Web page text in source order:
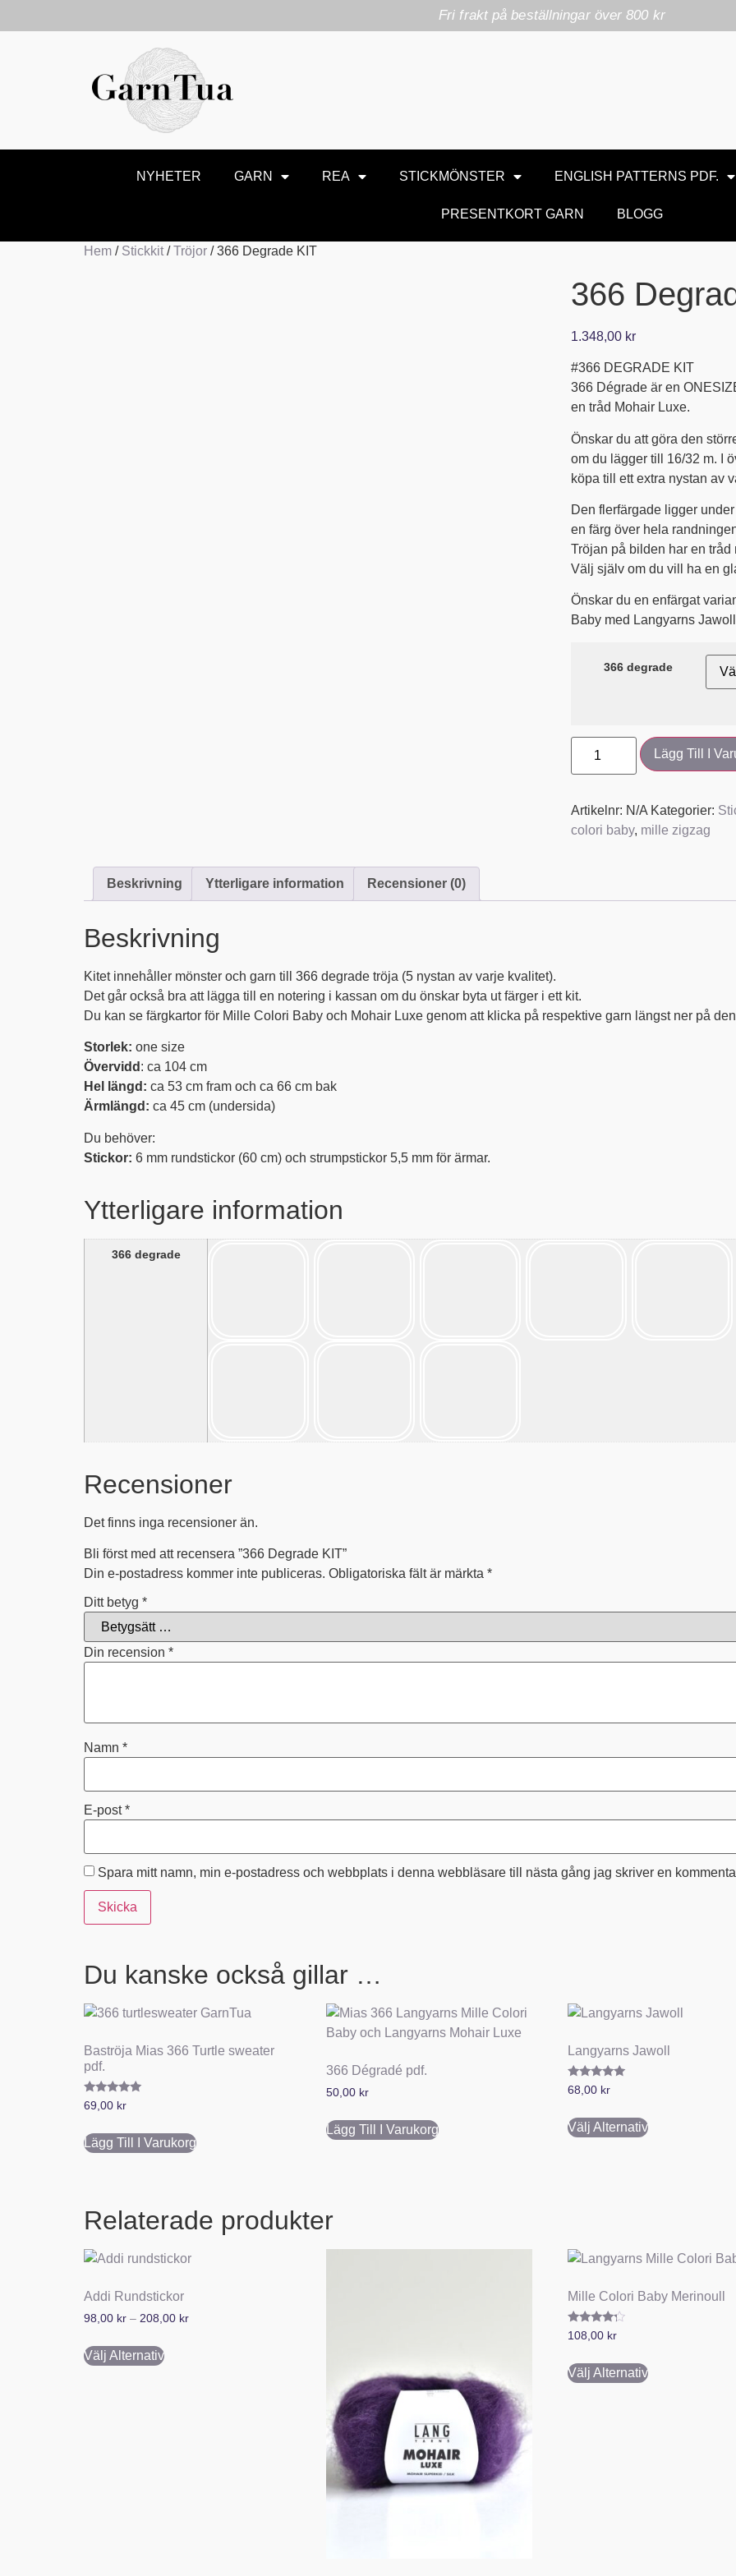
Fri frakt på beställningar över 800 kr
NYHETER GARN REA STICKMÖNSTER ENGLISH PATTERNS PDF.
PRESENTKORT GARN BLOGG
Hem / Stickkit /Tröjor / 366 Degrade KIT
366
1.348,00 kr
#366 DEGRADE KIT
366 Dégrade är en
en tråd Mohair Luxe.
Önskar du att göra den
om du lägger till 16/32 m. I
köpa till ett extra nystan av
Den flerfärgade ligger
en färg över hela
Tröjan på bilden har en tråd
Välj själv om du vill ha en
Önskar du en enfärgat
Baby med Langyarns Jawoll
366 degrade
Lägg Till I
Artikelnr: N/A Kategorier:
colori baby, mille zigzag
Beskrivning Ytterligare information Recensioner (0)
Beskrivning
Kitet innehåller mönster och garn till 366 degrade tröja (5 nystan av varje kvalitet).
Det går också bra att lägga till en notering i kassan om du önskar byta ut färger i ett kit.
Du kan se färgkartor för Mille Colori Baby och Mohair Luxe genom att klicka på respektive garn längst ner på
Storlek: one size
Övervidd : ca 104 cm
Hel längd: ca 53 cm fram och ca 66 cm bak
Ärmlängd: ca 45 cm (undersida)
Du behöver:
Stickor: 6 mm rundstickor (60 cm) och strumpstickor 5,5 mm för ärmar.
Ytterligare information
366 degrade
Recensioner
Det finns inga recensioner än.
Bli först med att recensera ”366 Degrade KIT”
Din e-postadress kommer inte publiceras. Obligatoriska fält är märkta *
Ditt betyg *
Din recension *
Namn *
E-post*
Spara mitt namn, min e-postadress och webbplats i denna webbläsare till nästa gång jag skriver en
Du kanske också gillar …
Baströja Mias 366 Turtle sweater
pdf.
Betygsatt
5.00
69,00 kr
Lägg Till I Varukorg
366 Dégradé pdf.
50,00 kr
Lägg Till I Varukorg
Langyarns Jawoll
Betygsatt
5.00
68,00 kr
Välj Alternativ
Relaterade produkter
Addi Rundstickor
98,00 kr – 208,00 kr
Välj Alternativ
Mille Colori Baby Merinoull
Betygsatt
4.00
108,00 kr
Välj Alternativ